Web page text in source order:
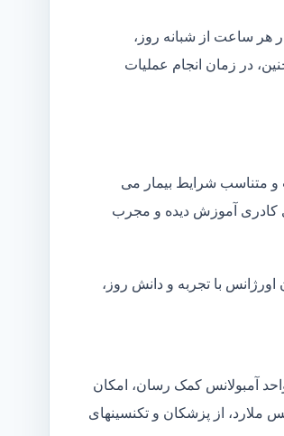
هر ساعت از شبانه روز،
در زمان انجام عملیات
و متناسب شرایط بیمار می
کادری آموزش دیده و مجرب
با تجربه و دانش روز،
آمبولانس کمک رسان، امکان
ملارد، از پزشکان و تکنسینهای